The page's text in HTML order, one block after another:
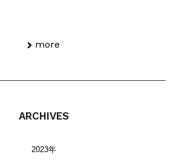
more
ARCHIVES
2023年